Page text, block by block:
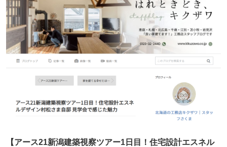
【アース21新潟建築視察ツアー1日目！住宅設計エスネル